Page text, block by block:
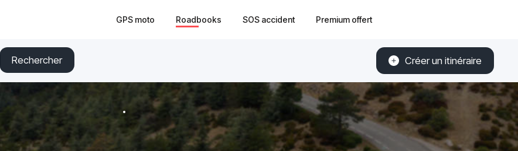
GPS moto Roadbooks SOS accident Premium offert
Rechercher Créer un itinéraire